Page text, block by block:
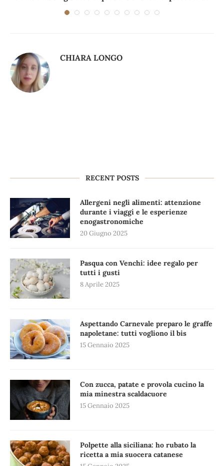
CHIARA LONGO
RECENT POSTS
Allergeni negli alimenti: attenzione
durante i viaggi e le esperienze
enogastronomiche
20 Giugno 2025
Pasqua con Venchi: idee regalo per
tutti i gusti
8 Aprile 2025
Aspettando Carnevale preparo le graffe
napoletane: tutti vogliono il bis
15 Gennaio 2025
Con zucca, patate e provola cucino la
mia minestra scaldacuore
15 Gennaio 2025
Polpette alla siciliana: ho rubato la
ricetta a mia suocera catanese